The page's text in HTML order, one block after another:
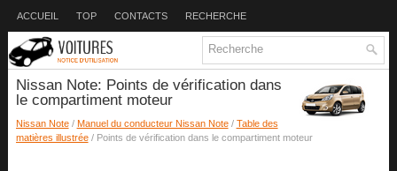
ACCUEIL TOP CONTACTS RECHERCHE
Nissan Note: Points de vérification dans
le compartiment moteur
Nissan Note/ Manuel du conducteur Nissan Note/ Table des
matières illustrée/ Points de vérification dans le compartiment moteur